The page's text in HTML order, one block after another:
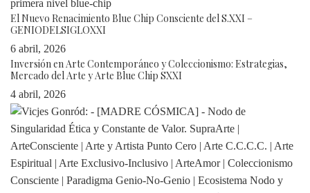
El Nuevo Renacimiento Blue Chip Consciente del S.XXI –
GENIODELSIGLOXXI
6 abril, 2026
Inversión en Arte Contemporáneo y Coleccionismo: Estrategias,
Mercado del Arte y Arte Blue Chip SXXI
4 abril, 2026